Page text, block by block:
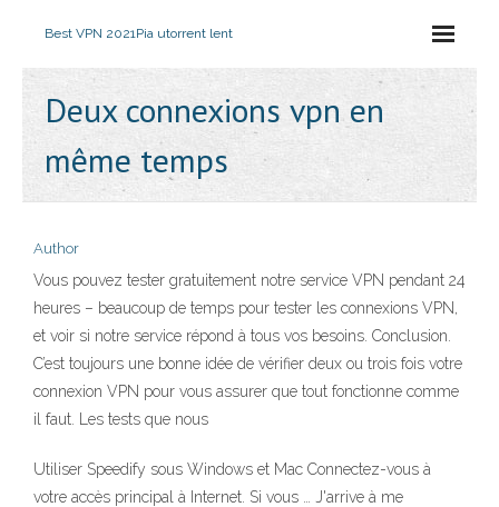
Best VPN 2021Pia utorrent lent
Deux connexions vpn en
même temps
Author
Vous pouvez tester gratuitement notre service VPN pendant 24
heures – beaucoup de temps pour tester les connexions VPN,
et voir si notre service répond à tous vos besoins. Conclusion.
C’est toujours une bonne idée de vérifier deux ou trois fois votre
connexion VPN pour vous assurer que tout fonctionne comme
il faut. Les tests que nous
Utiliser Speedify sous Windows et Mac Connectez-vous à
votre accès principal à Internet. Si vous … J'arrive à me